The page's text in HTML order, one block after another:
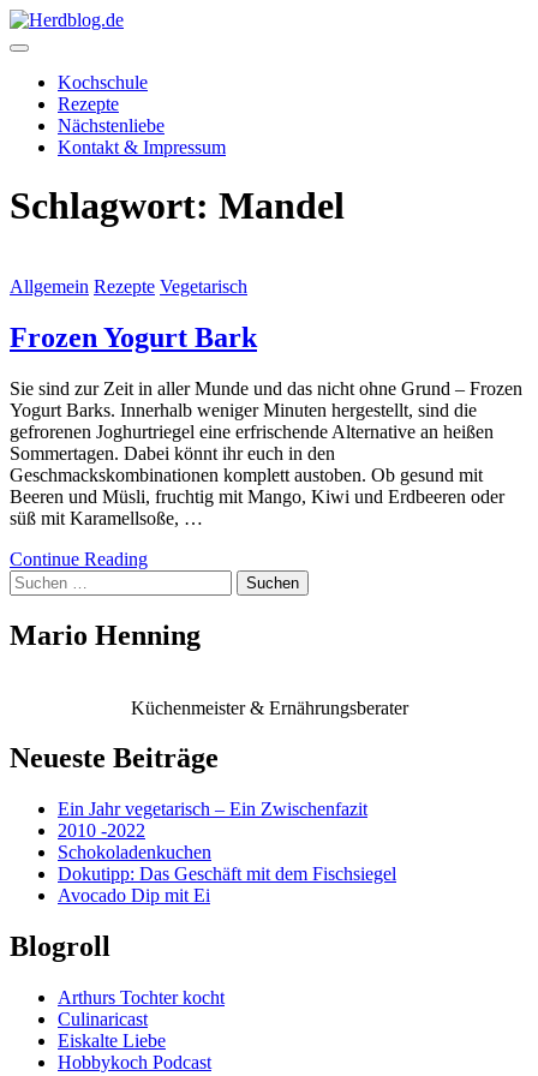
Skip
to
Herdblog.de
Kochschule
Rezepte
Nächstenliebe
Kontakt & Impressum
Schlagwort: Mandel
Allgemein Rezepte Vegetarisch
Frozen Yogurt Bark
Sie sind zur Zeit in aller Munde und das nicht ohne Grund – Frozen
Yogurt Barks. Innerhalb weniger Minuten hergestellt, sind die
gefrorenen Joghurtriegel eine erfrischende Alternative an heißen
Sommertagen. Dabei könnt ihr euch in den
Geschmackskombinationen komplett austoben. Ob gesund mit
Beeren und Müsli, fruchtig mit Mango, Kiwi und Erdbeeren oder
süß mit Karamellsoße, …
Continue Reading
Suchen
nach:
Mario Henning
Küchenmeister & Ernährungsberater
Neueste Beiträge
Ein Jahr vegetarisch – Ein Zwischenfazit
2010 -2022
Schokoladenkuchen
Dokutipp: Das Geschäft mit dem Fischsiegel
Avocado Dip mit Ei
Blogroll
Arthurs Tochter kocht
Culinaricast
Eiskalte Liebe
Hobbykoch Podcast